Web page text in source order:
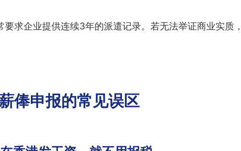
要求企业提供连续3年的派遣记录。若无法举证商业实质
俸申报的常见误区